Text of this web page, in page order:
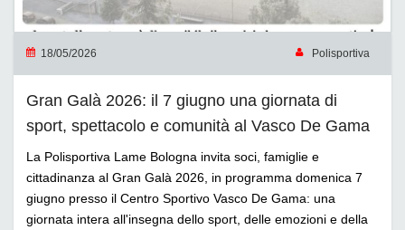
18/05/2026 Polisportiva
Gran Galà 2026: il 7 giugno una giornata di
sport, spettacolo e comunità al Vasco De Gama
La Polisportiva Lame Bologna invita soci, famiglie e
cittadinanza al Gran Galà 2026, in programma domenica 7
giugno presso il Centro Sportivo Vasco De Gama: una
giornata intera all'insegna dello sport, delle emozioni e della